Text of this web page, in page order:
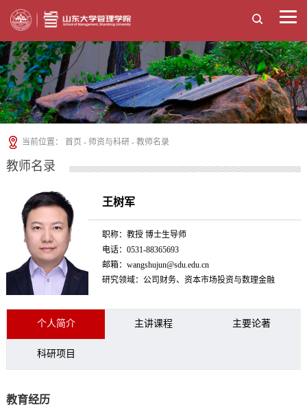
当前位置： 首页 - 师资与科研 -教师名录
教师名录
王树军
职称：教授 博士生导师
电话：0531-88365693
邮箱：wangshujun@sdu.edu.cn
研究领域：公司财务、资本市场投资与数理金融
个人简介 主讲课程 主要论著
科研项目
教育经历